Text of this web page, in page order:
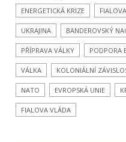
ENERGETICKÁ KRIZE
UKRAJINA BANDEROVSKÝ
PŘÍPRAVA VÁLKY PODPORA
VÁLKA KOLONIÁLNÍ
NATO EVROPSKÁ UNIE
FIALOVA VLÁDA